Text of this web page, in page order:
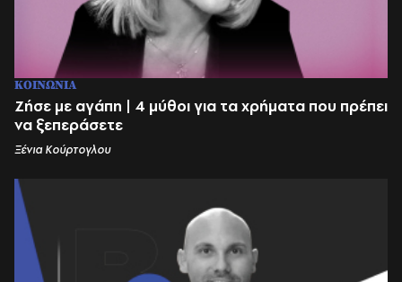
ΚΟΙΝΩΝΙΑ
Ζήσε με αγάπη | 4 μύθοι για τα χρήματα που πρέπει
να ξεπεράσετε
Ξένια Κούρτογλου